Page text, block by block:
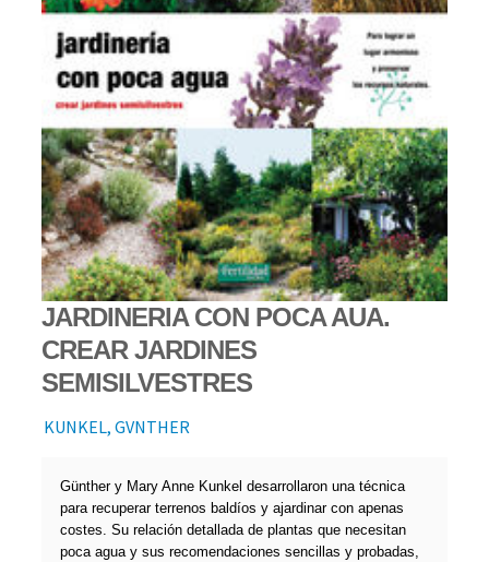
JARDINERIA CON POCA AUA.
CREAR JARDINES
SEMISILVESTRES
KUNKEL, GVNTHER
Günther y Mary Anne Kunkel desarrollaron una técnica
para recuperar terrenos baldíos y ajardinar con apenas
costes. Su relación detallada de plantas que necesitan
poca agua y sus recomendaciones sencillas y probadas,